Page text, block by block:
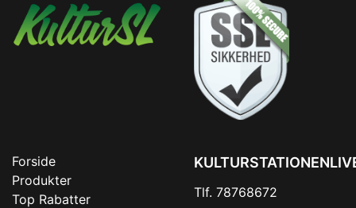
Forside
Produkter
Top Rabatter
Tlf. 78768672